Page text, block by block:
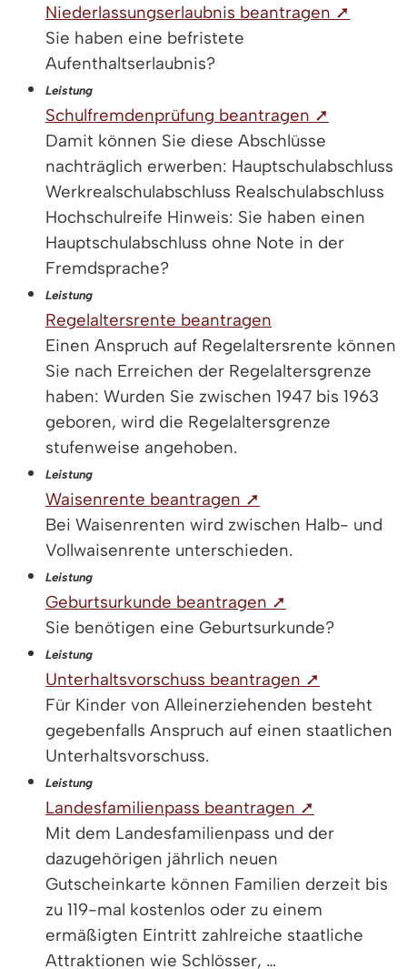
Niederlassungserlaubnis beantragen ➚
Sie haben eine befristete
Aufenthaltserlaubnis?
Leistung
Schulfremdenprüfung beantragen ➚
Damit können Sie diese Abschlüsse
nachträglich erwerben: Hauptschulabschluss
Werkrealschulabschluss Realschulabschluss
Hochschulreife Hinweis: Sie haben einen
Hauptschulabschluss ohne Note in der
Fremdsprache?
Leistung
Regelaltersrente beantragen
Einen Anspruch auf Regelaltersrente können
Sie nach Erreichen der Regelaltersgrenze
haben: Wurden Sie zwischen 1947 bis 1963
geboren, wird die Regelaltersgrenze
stufenweise angehoben.
Leistung
Waisenrente beantragen ➚
Bei Waisenrenten wird zwischen Halb- und
Vollwaisenrente unterschieden.
Leistung
Geburtsurkunde beantragen ➚
Sie benötigen eine Geburtsurkunde?
Leistung
Unterhaltsvorschuss beantragen ➚
Für Kinder von Alleinerziehenden besteht
gegebenfalls Anspruch auf einen staatlichen
Unterhaltsvorschuss.
Leistung
Landesfamilienpass beantragen ➚
Mit dem Landesfamilienpass und der
dazugehörigen jährlich neuen
Gutscheinkarte können Familien derzeit bis
zu 119-mal kostenlos oder zu einem
ermäßigten Eintritt zahlreiche staatliche
Attraktionen wie Schlösser, …